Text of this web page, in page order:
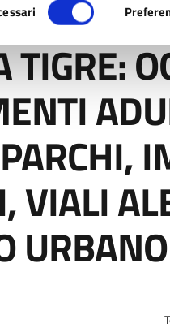
/ ZANZARA TIGRE: OGGI E
TIGRE:
VIALI
URBANO